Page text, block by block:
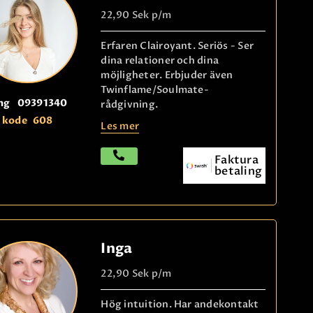
09391340
kode 608
22,90 Sek p/m
Erfaren Clairoyant. Seriös - Ser
dina relationer och dina
möjligheter. Erbjuder även
Twinflame/Soulmate-
rådgivning.
Les mer
Faktura
betaling
Inga
22,90 Sek p/m
Hög intuition. Har andekontakt